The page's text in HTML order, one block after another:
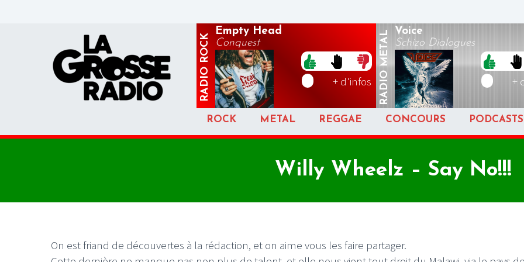
RADIO
ROCK
Empty Head
Conquest
+ d'infos RADIO
METAL Voice
Schizo Dialogues
+
ROCK METAL REGGAE CONCOURS PODCASTS
Willy Wheelz – Say No!!!
On est friand de découvertes à la rédaction, et on aime vous les faire partager.